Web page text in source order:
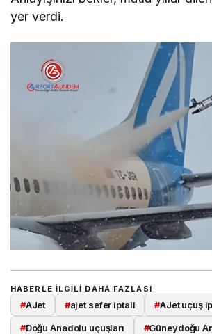
yer verdi.
HABERLE ILGILI DAHA FAZLASI
#AJet #ajet sefer iptali #AJet uçuş
#Doğu Anadolu uçuşları #Güneydoğu